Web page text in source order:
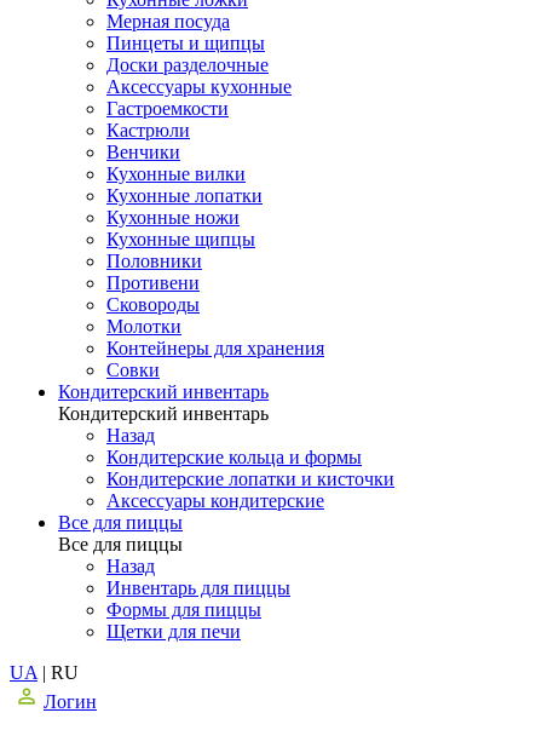
Мерная посуда
Пинцеты и щипцы
Доски разделочные
Аксессуары кухонные
Гастроемкости
Кастрюли
Венчики
Кухонные вилки
Кухонные лопатки
Кухонные ножи
Кухонные щипцы
Половники
Противени
Сковороды
Молотки
Контейнеры для хранения
Совки
Кондитерский инвентарь
Кондитерский инвентарь
Назад
Кондитерские кольца и формы
Кондитерские лопатки и кисточки
Аксессуары кондитерские
Все для пиццы
Все для пиццы
Назад
Инвентарь для пиццы
Формы для пиццы
Щетки для печи
UA | RU
Логин